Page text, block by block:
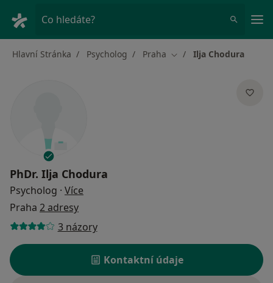
Co hledáte?
Hlavní Stránka Psycholog Praha Změna města
Ilja Chodura
PhDr. Ilja Chodura
Psycholog · Více
Praha 2 adresy
3 názory
Kontaktní údaje